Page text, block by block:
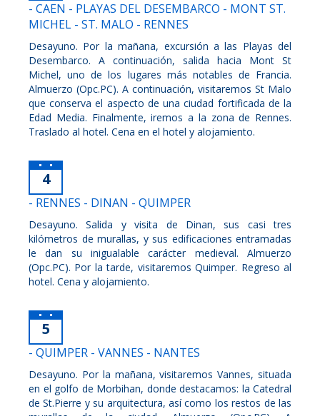
- CAEN - PLAYAS DEL DESEMBARCO - MONT ST.
MICHEL - ST. MALO - RENNES
Desayuno. Por la mañana, excursión a las Playas del
Desembarco. A continuación, salida hacia Mont St
Michel, uno de los lugares más notables de Francia.
Almuerzo (Opc.PC). A continuación, visitaremos St Malo
que conserva el aspecto de una ciudad fortificada de la
Edad Media. Finalmente, iremos a la zona de Rennes.
Traslado al hotel. Cena en el hotel y alojamiento.
4
- RENNES - DINAN - QUIMPER
Desayuno. Salida y visita de Dinan, sus casi tres
kilómetros de murallas, y sus edificaciones entramadas
le dan su inigualable carácter medieval. Almuerzo
(Opc.PC). Por la tarde, visitaremos Quimper. Regreso al
hotel. Cena y alojamiento.
5
- QUIMPER - VANNES - NANTES
Desayuno. Por la mañana, visitaremos Vannes, situada
en el golfo de Morbihan, donde destacamos: la Catedral
de St.Pierre y su arquitectura, así como los restos de las